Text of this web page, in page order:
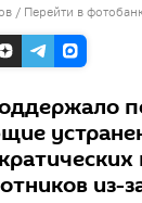
/ Перейти в
из-